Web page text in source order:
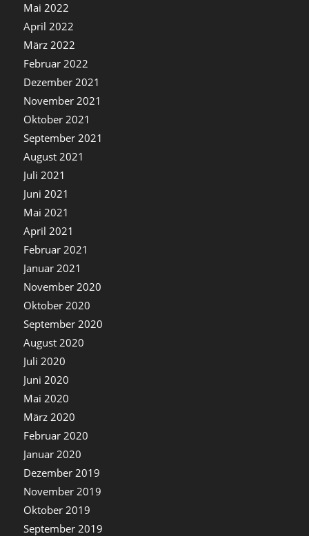
Mai 2022
April 2022
März 2022
Februar 2022
Dezember 2021
November 2021
Oktober 2021
September 2021
August 2021
Juli 2021
Juni 2021
Mai 2021
April 2021
Februar 2021
Januar 2021
November 2020
Oktober 2020
September 2020
August 2020
Juli 2020
Juni 2020
Mai 2020
März 2020
Februar 2020
Januar 2020
Dezember 2019
November 2019
Oktober 2019
September 2019